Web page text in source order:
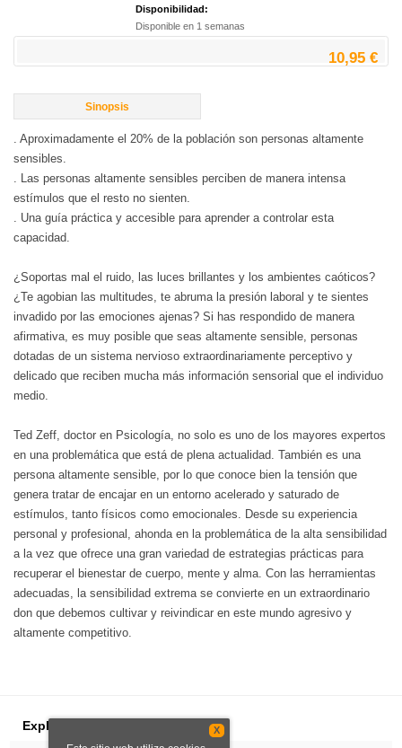
Disponibilidad:
Disponible en 1 semanas
10,95 €
Sinopsis
. Aproximadamente el 20% de la población son personas altamente
sensibles.
. Las personas altamente sensibles perciben de manera intensa
estímulos que el resto no sienten.
. Una guía práctica y accesible para aprender a controlar esta
capacidad.
¿Soportas mal el ruido, las luces brillantes y los ambientes caóticos?
¿Te agobian las multitudes, te abruma la presión laboral y te sientes
invadido por las emociones ajenas? Si has respondido de manera
afirmativa, es muy posible que seas altamente sensible, personas
dotadas de un sistema nervioso extraordinariamente perceptivo y
delicado que reciben mucha más información sensorial que el individuo
medio.
Ted Zeff, doctor en Psicología, no solo es uno de los mayores expertos
en una problemática que está de plena actualidad. También es una
persona altamente sensible, por lo que conoce bien la tensión que
genera tratar de encajar en un entorno acelerado y saturado de
estímulos, tanto físicos como emocionales. Desde su experiencia
personal y profesional, ahonda en la problemática de la alta sensibilidad
a la vez que ofrece una gran variedad de estrategias prácticas para
recuperar el bienestar de cuerpo, mente y alma. Con las herramientas
adecuadas, la sensibilidad extrema se convierte en un extraordinario
don que debemos cultivar y reivindicar en este mundo agresivo y
altamente competitivo.
Explorar X